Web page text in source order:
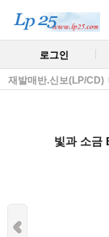
로그인
재발매반.신보(LP/CD)
빛과 소금